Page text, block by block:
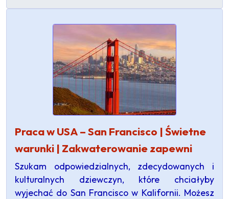
Praca w USA – San Francisco | Świetne
warunki | Zakwaterowanie zapewni
Szukam odpowiedzialnych, zdecydowanych i
kulturalnych dziewczyn, które chciałyby
wyjechać do San Francisco w Kalifornii. Możesz